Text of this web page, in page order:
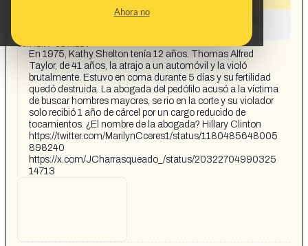
Ahora no
This content has not yet been investigated by the
CONTENT DETAIL:
En 1975, Kathy Shelton tenía 12 años. Thomas Alfred
Taylor, de 41 años, la atrajo a un automóvil y la violó
brutalmente. Estuvo en coma durante 5 días y su fertilidad
quedó destruida. La abogada del pedófilo acusó a la víctima
de buscar hombres mayores, se rio en la corte y su violador
solo recibió 1 año de cárcel por un cargo reducido de
tocamientos. ¿El nombre de la abogada? Hillary Clinton
https://twitter.com/MarilynCceres1/status/1180485648005
898240
https://x.com/JCharrasqueado_/status/20322704990325
14713